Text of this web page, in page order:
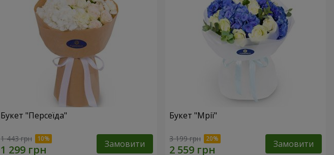
Букет "Персеїда"
1 443 грн Замовити
Букет "Мрії"
3 199 грн Замовити